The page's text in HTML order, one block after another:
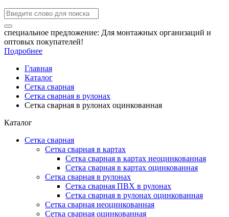
специальное предложение: Для монтажных организаций и
оптовых покупателей!
Подробнее
Главная
Каталог
Сетка сварная
Сетка сварная в рулонах
Сетка сварная в рулонах оцинкованная
Каталог
Сетка сварная
Сетка сварная в картах
Сетка сварная в картах неоцинкованная
Сетка сварная в картах оцинкованная
Сетка сварная в рулонах
Cетка сварная ПВХ в рулонах
Сетка сварная в рулонах оцинкованная
Сетка сварная неоцинкованная
Сетка сварная оцинкованная